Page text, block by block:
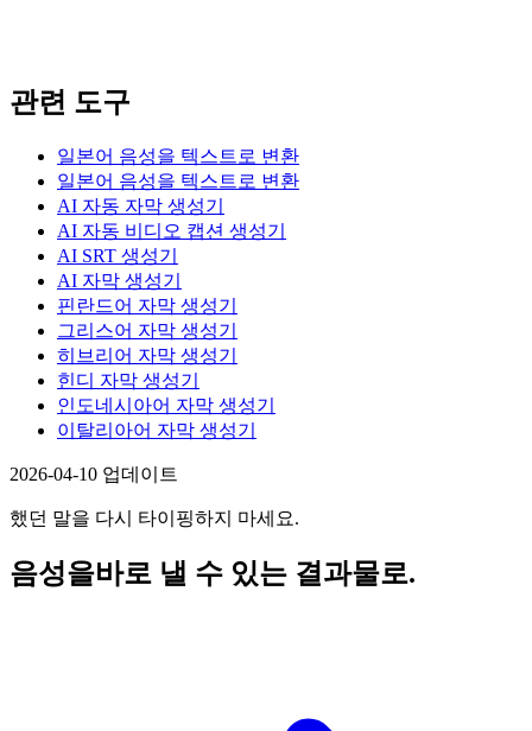
관련 도구
일본어 음성을 텍스트로 변환
일본어 음성을 텍스트로 변환
AI 자동 자막 생성기
AI 자동 비디오 캡션 생성기
AI SRT 생성기
AI 자막 생성기
핀란드어 자막 생성기
그리스어 자막 생성기
히브리어 자막 생성기
힌디 자막 생성기
인도네시아어 자막 생성기
이탈리아어 자막 생성기
2026-04-10 업데이트
했던 말을 다시 타이핑하지 마세요.
음성을바로 낼 수 있는 결과물로.